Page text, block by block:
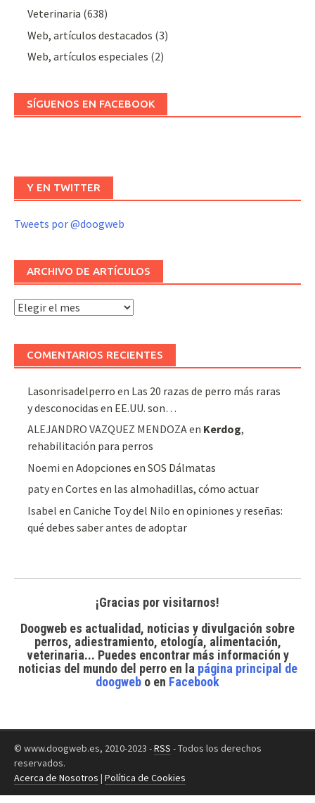
Veterinaria (638)
Web, artículos destacados (3)
Web, artículos especiales (2)
SÍGUENOS EN FACEBOOK
Y EN TWITTER
Tweets por @doogweb
ARCHIVO DE ARTÍCULOS
Archivo
artículos
COMENTARIOS RECIENTES
Lasonrisadelperro en Las 20 razas de perro más raras
y desconocidas en EE.UU. son…
ALEJANDRO VAZQUEZ MENDOZAen Kerdog,
rehabilitación para perros
Noemi enAdopciones en SOS Dálmatas
patyenCortes en las almohadillas, cómo actuar
Isabel enCaniche Toy del Nilo en opiniones y reseñas:
qué debes saber antes de adoptar
¡Gracias por visitarnos!
Doogweb es actualidad, noticias y divulgación sobre
perros, adiestramiento, etología, alimentación,
veterinaria... Puedes encontrar más información y
noticias del mundo del perroen la página principal de
doogweb o en Facebook
© www.doogweb.es, 2010-2023 -RSS - Todos los derechos
reservados.
Acerca de Nosotros | Política de Cookies